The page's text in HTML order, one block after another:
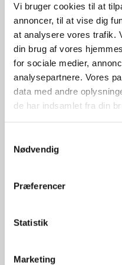
Vi bruger cookies til at
annoncer, til at vise dig
at analysere vores trafik.
din brug af vores
for sociale medier,
analysepartnere. Vores
data med andre
de har indsamlet fra din
Nødvendig
Præferencer
Statistik
Marketing
For at sikre
med de